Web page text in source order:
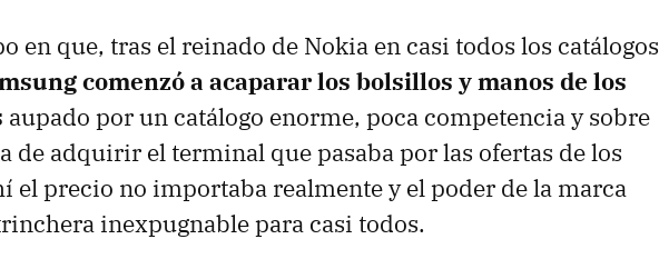
en que, tras el reinado de Nokia en casi todos los catálogos
comenzó a acaparar los bolsillos y manos de los
aupado por un catálogo enorme, poca competencia y sobre
de adquirir el terminal que pasaba por las ofertas de los
el precio no importaba realmente y el poder de la marca
inexpugnable para casi todos.